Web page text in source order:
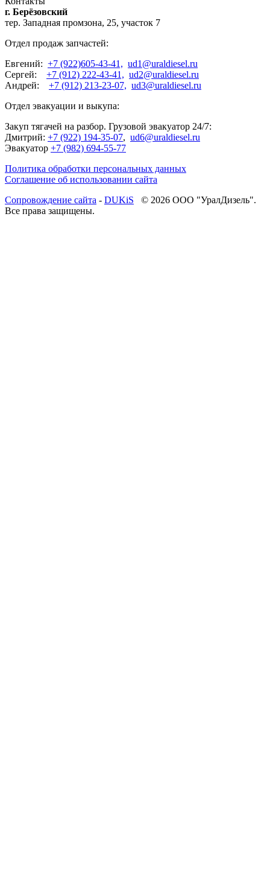
г. Берёзовский
тер. Западная промзона, 25, участок 7
Отдел продаж запчастей:
Евгений: +7 (922)605-43-41, ud1@uraldiesel.ru
Сергей: +7 (912) 222-43-41, ud2@uraldiesel.ru
Андрей: +7 (912) 213-23-07, ud3@uraldiesel.ru
Отдел эвакуации и выкупа:
Закуп тягачей на разбор. Грузовой эвакуатор 24/7:
Дмитрий: +7 (922) 194-35-07, ud6@uraldiesel.ru
Эвакуатор +7 (982) 694-55-77
Политика обработки персональных данных
Соглашение об использовании сайта
Cопровождение сайта - DUKiS © 2026 ООО "УралДизель".
Все права защищены.